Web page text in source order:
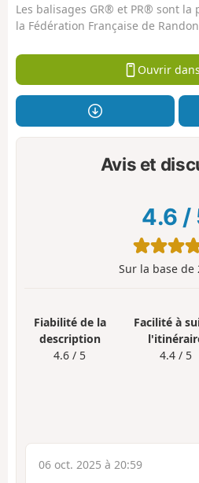
Les balisages GR® et PR® sont
la Fédération Française de
Ouvrir
Avis et
4.6 /
Sur la base de
Fiabilité de la
description
4.6 / 5
Facilité à
4.4 / 5
06 oct. 2025 à 20:59